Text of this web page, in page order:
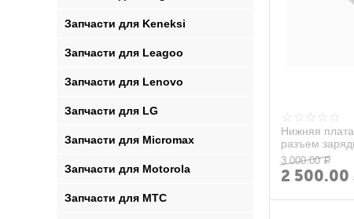
Нижняя
разъем
3 000.00 Р
2 500.00
Запчасти для Keneksi
Запчасти для Leagoo
Запчасти для Lenovo
Запчасти для LG
Запчасти для Micromax
Запчасти для Motorola
Запчасти для MTC